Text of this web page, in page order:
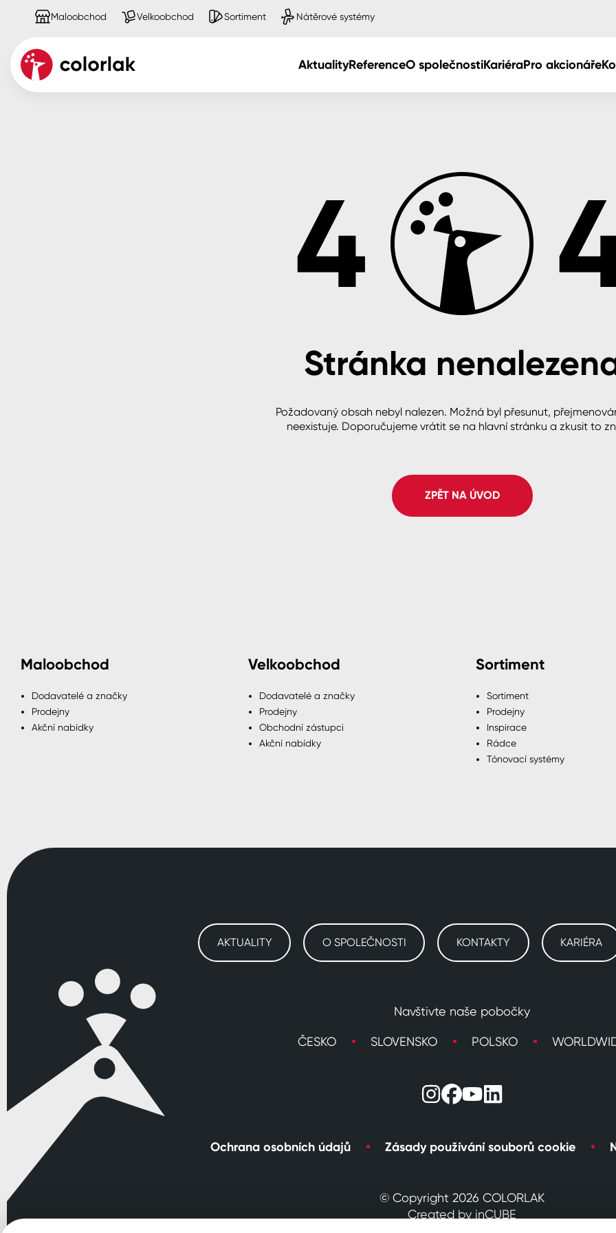
Maloobchod Velkoobchod Sortiment Nátěrové systémy
AktualityReferenceO společnostiKariéraPro akcionáře
Ředidla, tužidla, čističe, technickéStránka
Požadovaný obsah nebyl nalezen. Možná byl přesunut,
neexistuje. Doporučujeme vrátit se na hlavní stránku a zkusit to
ZPĚT NA ÚVOD
Maloobchod
Dodavatelé a značky
Prodejny
Akční nabídky
Velkoobchod
Dodavatelé a značky
Prodejny
Obchodní zástupci
Akční nabídky
Sortiment
Sortiment
Prodejny
Inspirace
Rádce
Tónovací systémy
AKTUALITY O SPOLEČNOSTI KONTAKTY KARIÉRA
Navštivte naše pobočky
ČESKO SLOVENSKO POLSKO
Ochrana osobních údajů Zásady používání souborů cookie
© Copyright 2026 COLORLAK
Created by inCUBE